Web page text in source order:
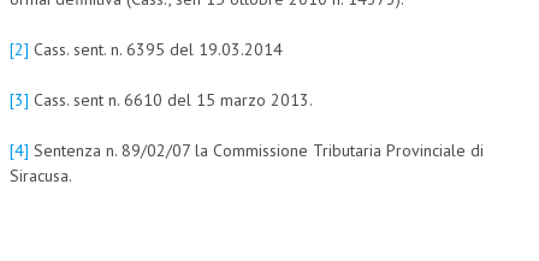
[2] Cass. sent. n. 6395 del 19.03.2014
[3] Cass. sent n. 6610 del 15 marzo 2013.
[4] Sentenza n. 89/02/07 la Commissione Tributaria Provinciale di
Siracusa.